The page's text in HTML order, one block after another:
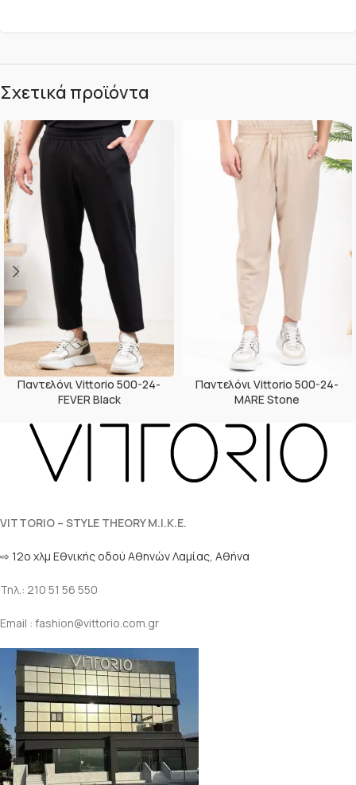
Σχετικά προϊόντα
Παντελόνι Vittorio 500-24-
FEVER Black
Παντελόνι Vittorio 500-24-
MARE Stone
VITTORIO – STYLE THEORY M.I.K.E.
⇨ 12ο χλμ Eθνικής οδού Αθηνών Λαμίας, Αθήνα
Τηλ.: 210 51 56 550
Email : fashion@vittorio.com.gr